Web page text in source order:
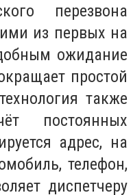
перезвона
из первых на
ожидание
простой
также
постоянных
адрес, на
телефон,
диспетчеру